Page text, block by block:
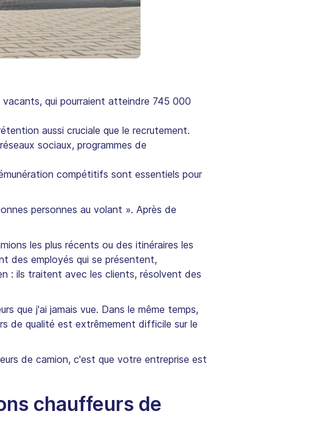
qui pourraient atteindre 745 000
aussi cruciale que le recrutement.
sociaux, programmes de
compétitifs sont essentiels pour
personnes au volant ». Après de
les plus récents ou des itinéraires les
des employés qui se présentent,
: ils traitent avec les clients, résolvent des
que j'ai jamais vue. Dans le même temps,
de qualité est extrêmement difficile sur le
de camion, c'est que votre entreprise est
chauffeurs de